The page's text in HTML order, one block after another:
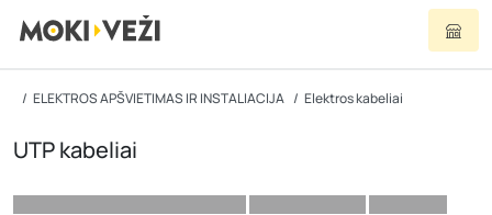
ELEKTROS APŠVIETIMAS IR INSTALIACIJA Elektros kabeliai
UTP kabeliai